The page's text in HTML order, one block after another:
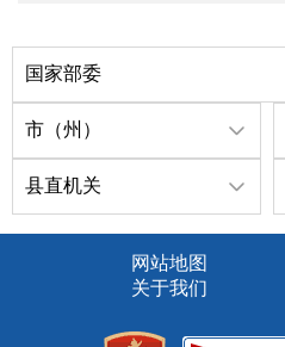
国家部委
市（州）
县直机关
网站地图
关于我们